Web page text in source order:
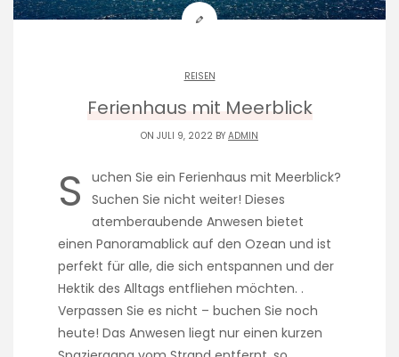
REISEN
Ferienhaus mit Meerblick
ON JULI 9, 2022 BY ADMIN
S
uchen Sie ein Ferienhaus mit Meerblick?
Suchen Sie nicht weiter! Dieses
atemberaubende Anwesen bietet
einen Panoramablick auf den Ozean und ist
perfekt für alle, die sich entspannen und der
Hektik des Alltags entfliehen möchten. .
Verpassen Sie es nicht – buchen Sie noch
heute! Das Anwesen liegt nur einen kurzen